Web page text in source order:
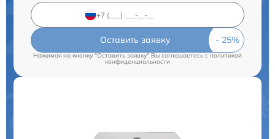
Оставить заявку
Нажимая на кнопку "Оставить заявку" Вы соглашаетесь c политикой
конфиденциальности